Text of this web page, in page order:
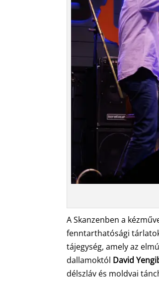
A Skanzenben a
fenntarthatósági
tájegység, amely az
dallamoktól David
délszláv és moldvai